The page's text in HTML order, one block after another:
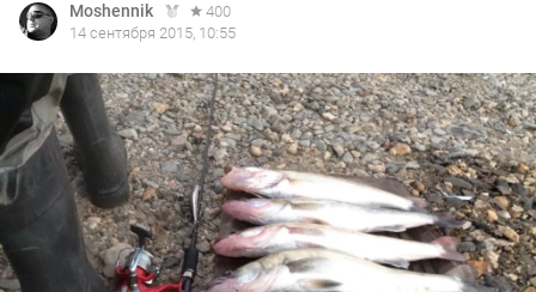
Moshennik
400
14 сентября 2015, 10:55